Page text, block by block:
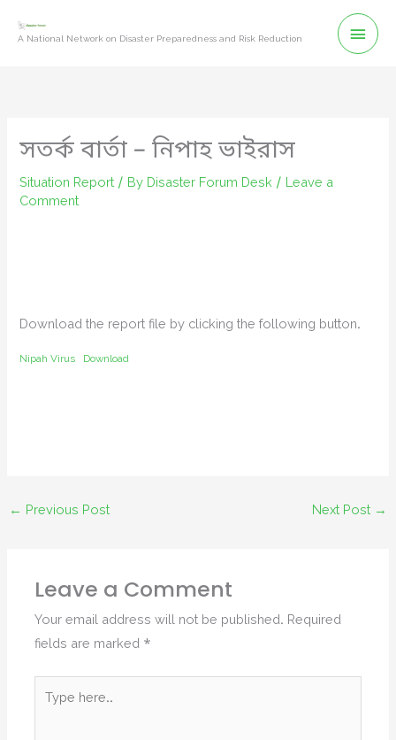
A National Network on Disaster Preparedness and Risk Reduction
সতর্ক বার্তা – নিপাহ ভাইরাস
Situation Report/ By Disaster Forum Desk / Leave a
Comment
Download the report file by clicking the following button.
Nipah Virus Download
← Previous Post Next Post →
Leave a Comment
Your email address will not be published. Required
fields are marked *